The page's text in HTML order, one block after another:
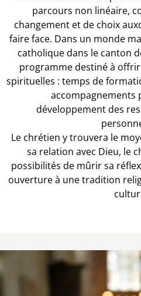
parcours non linéaire,
changement et de choix
faire face. Dans un monde
catholique dans le canton
programme destiné à
spirituelles : temps de
accompagnements
développement des
Le chrétien y trouvera le
sa relation avec Dieu, le
possibilités de mûrir sa
ouverture à une tradition